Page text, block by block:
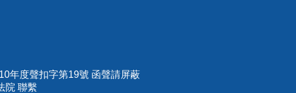
年度聲扣字第19號 函聲請屏蔽
院 聯繫